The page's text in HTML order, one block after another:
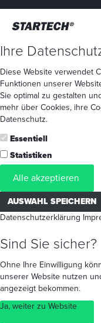
Ihre
Diese Website verwendet
Funktionen unserer
Sie optimal zu gestalten
mehr über Cookies, ihre
Datenschutz.
Essentiell
Statistiken
Alle akzeptieren
AUSWAHL SPEICHERN
Datenschutzerklärung
Sind Sie sicher?
Ohne Ihre Einwilligung
unserer Website nutzen
angezeigt bekommen.
Ja, weiter zu Website